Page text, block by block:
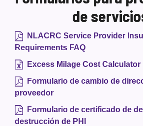
de
NLACRC Service Provider
Requirements FAQ
Excess Milage Cost Calculator
Formulario de cambio de
proveedor
Formulario de certificado de
destrucción de PHI